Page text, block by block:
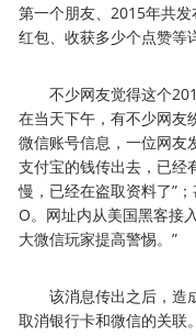
第一个朋友、2015年共
红包、收获多少个点赞等
不少网友觉得这个
在当天下午，有不少网友
微信账号信息，一位网友
支付宝的钱传出去，已经
慢，已经在盗取资料了”
O。网址内从美国黑客接
大微信玩家提高警惕。”
该消息传出之后，造
取消银行卡和微信的关联